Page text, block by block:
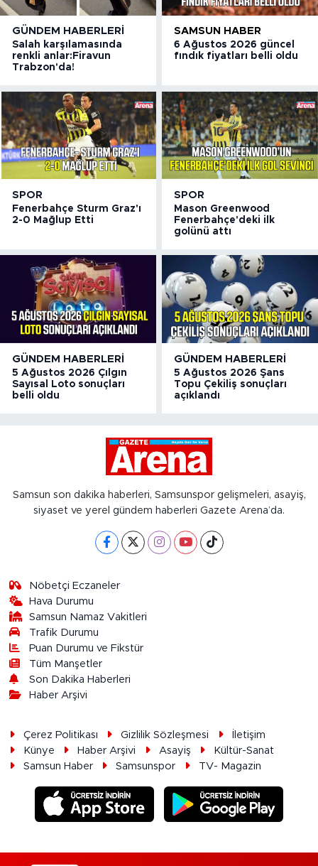
GÜNDEM HABERLERI
Salah karşılamasında
renkli anlar:Firavun
Trabzon'da!
SAMSUN HABER
6 Ağustos 2026 güncel
fındık fiyatları belli oldu
SPOR
Fenerbahçe Sturm Graz'ı
2-0 Mağlup Etti
SPOR
Mason Greenwood
Fenerbahçe'deki ilk
golünü attı
GÜNDEM HABERLERI
5 Ağustos 2026 Çılgın
Sayısal Loto sonuçları
belli oldu
GÜNDEM HABERLERI
5 Ağustos 2026 Şans
Topu Çekiliş sonuçları
açıklandı
Samsun son dakika haberleri, Samsunspor gelişmeleri, asayiş,
siyaset ve yerel gündem haberleri Gazete Arena’da.
Nöbetçi Eczaneler
Hava Durumu
Samsun Namaz Vakitleri
Trafik Durumu
Puan Durumu ve Fikstür
Tüm Manşetler
Son Dakika Haberleri
Haber Arşivi
Çerez Politikası Gizlilik Sözleşmesi
İletişim
Künye
Haber Arşivi Asayiş
Kültür-Sanat
Samsun Haber
Samsunspor TV- Magazin